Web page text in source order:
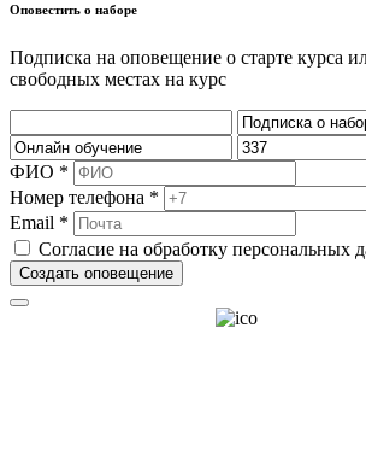
Оповестить о наборе
Подписка на оповещение о старте курса
свободных местах на курс
ФИО *
Номер телефона *
Email *
Согласие на обработку персональных
Создать оповещение